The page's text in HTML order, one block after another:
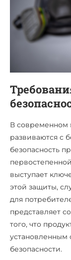
В современном
развиваются с
безопасность
выступает
этой защиты,
для
представляет
того, что
установленным
безопасности.